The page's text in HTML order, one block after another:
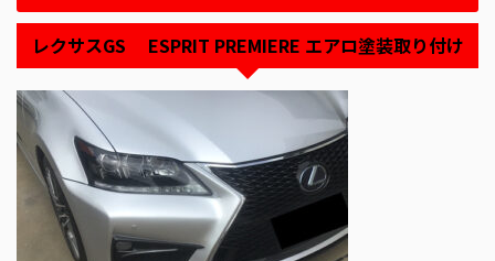
レクサスGS ESPRIT PREMIERE エアロ塗装取り付け